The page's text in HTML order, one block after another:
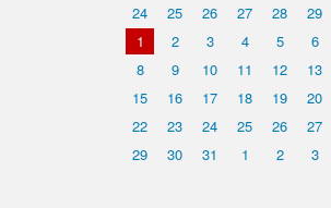
24 25 26 27 28 29
1
2 3 4 5 6
8
9 10 11 12 13
15
16 17 18 19 20
22
23 24 25 26 27
29
30 31 1 2 3